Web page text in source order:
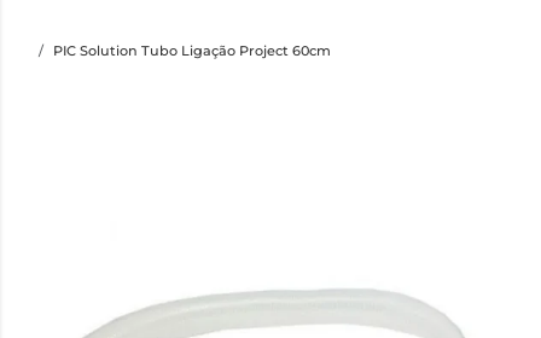
PIC Solution Tubo Ligação Project 60cm